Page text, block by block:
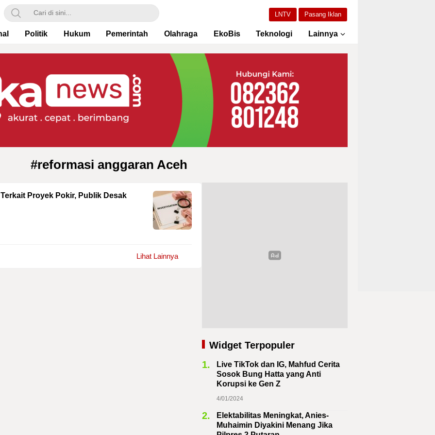
LNTV Pasang Iklan
Politik Hukum Pemerintah Olahraga EkoBis Teknologi Lainnya
#reformasi anggaran Aceh
Proyek Pokir, Publik Desak
Lihat Lainnya
Widget Terpopuler
1.
Live TikTok dan IG, Mahfud Cerita
Sosok Bung Hatta yang Anti
Korupsi ke Gen Z
4/01/2024
2.
Elektabilitas Meningkat, Anies-
Muhaimin Diyakini Menang Jika